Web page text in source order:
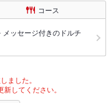
コース
メッセージ付きのドルチ
ました。
してください。